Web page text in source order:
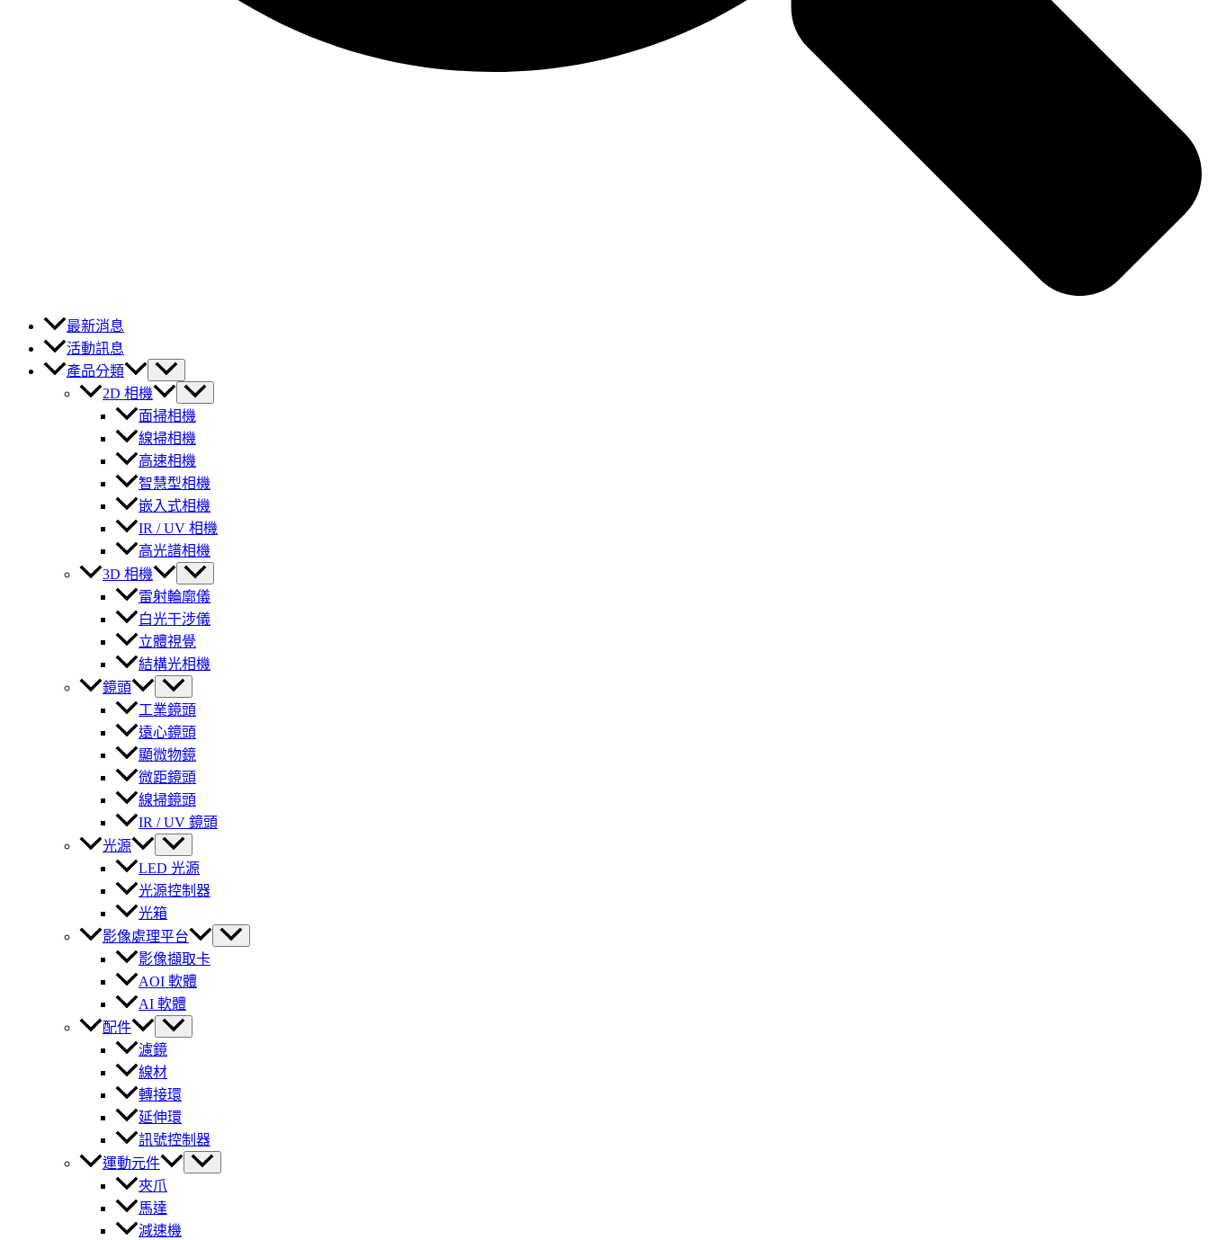
最新消息
活動訊息
產品分類
2D 相機
面掃相機
線掃相機
高速相機
智慧型相機
嵌入式相機
IR / UV 相機
高光譜相機
3D 相機
雷射輪廓儀
白光干涉儀
立體視覺
結構光相機
鏡頭
工業鏡頭
遠心鏡頭
顯微物鏡
微距鏡頭
線掃鏡頭
IR / UV 鏡頭
光源
LED 光源
光源控制器
光箱
影像處理平台
影像擷取卡
AOI 軟體
AI 軟體
配件
濾鏡
線材
轉接環
延伸環
訊號控制器
運動元件
夾爪
馬達
減速機